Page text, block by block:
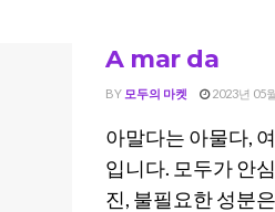
A mar da
BY 모두의 마켓 2023년 05
아말다는 아물다,
입니다. 모두가 안
진, 불필요한 성분